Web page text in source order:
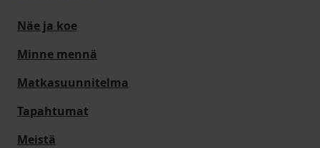
Näe ja koe
Minne mennä
Matkasuunnitelma
Tapahtumat
Meistä